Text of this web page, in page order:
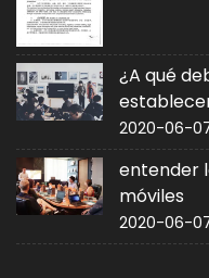
¿A qué
2020-06-
entender
móviles
2020-06-